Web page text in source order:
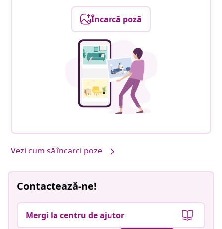
Încarcă poză
Vezi cum să încarci poze
Contactează-ne!
Mergi la centru de ajutor